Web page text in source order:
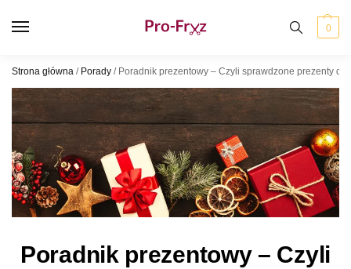
0
Strona główna / Porady / Poradnik prezentowy – Czyli sprawdzone prezenty
Poradnik prezentowy – Czyli